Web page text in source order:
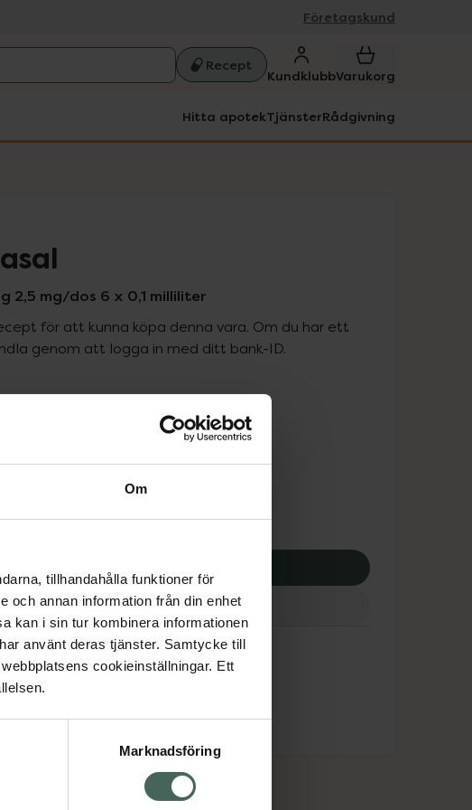
Om
tillhandahålla funktioner för
och annan information från din enhet
kan i sin tur kombinera informationen
använt deras tjänster. Samtycke till
cookieinställningar. Ett
Marknadsföring
Företagskund
Recept
KundklubbVarukorg
Hitta apotekTjänsterRådgivning
2,5 mg/dos 6 x 0,1 milliliter
för att kunna köpa denna vara. Om du har ett
genom att logga in med ditt bank-ID.
Pris med recept
Högkostnadsskyddet gäller
kr
I apotek:464,22 kr
Köp via ditt recept
Zomig® Nasal
Om recept och läkemedel